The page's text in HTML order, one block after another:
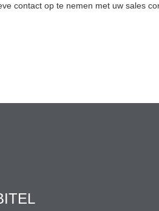
contact op te nemen met uw sales